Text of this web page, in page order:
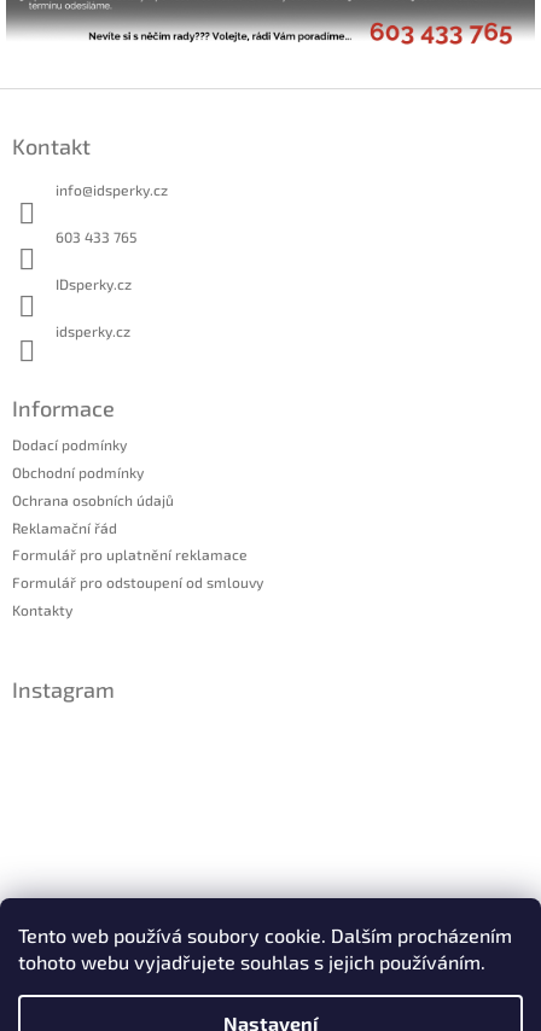
Tento web používá soubory cookie. Dalším procházením
tohoto webu vyjadřujete souhlas s jejich používáním.
Nastavení
Kontakt
info@idsperky.cz
603 433 765
IDsperky.cz
idsperky.cz
Informace
Dodací podmínky
Obchodní podmínky
Ochrana osobních údajů
Reklamační řád
Formulář pro uplatnění reklamace
Formulář pro odstoupení od smlouvy
Kontakty
Instagram
Sledovat na Instagramu
Facebook